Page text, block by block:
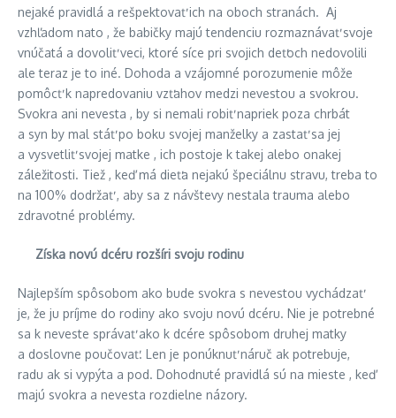
nejaké pravidlá a rešpektovať ich na oboch stranách. Aj
vzhľadom nato , že babičky majú tendenciu rozmaznávať svoje
vnúčatá a dovoliť veci, ktoré síce pri svojich deťoch nedovolili
ale teraz je to iné. Dohoda a vzájomné porozumenie môže
pomôcť k napredovaniu vzťahov medzi nevestou a svokrou.
Svokra ani nevesta , by si nemali robiť napriek poza chrbát
a syn by mal stáť po boku svojej manželky a zastať sa jej
a vysvetliť svojej matke , ich postoje k takej alebo onakej
záležitosti. Tiež , keď má dieťa nejakú špeciálnu stravu, treba to
na 100% dodržať , aby sa z návštevy nestala trauma alebo
zdravotné problémy.
Získa novú dcéru rozšíri svoju rodinu
Najlepším spôsobom ako bude svokra s nevestou vychádzať
je, že ju príjme do rodiny ako svoju novú dcéru. Nie je potrebné
sa k neveste správať ako k dcére spôsobom druhej matky
a doslovne poučovať. Len je ponúknuť náruč ak potrebuje,
radu ak si vypýta a pod. Dohodnuté pravidlá sú na mieste , keď
majú svokra a nevesta rozdielne názory.